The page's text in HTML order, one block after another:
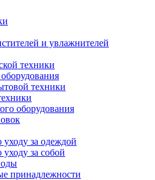
для смартфонов
для смарт-часов
к планшетам для рисования
струйные
матричные
принтеры
печати наклеек
аппараты
и увлажнителей
техники
техники
оборудования
за одеждой
за собой
принадлежности